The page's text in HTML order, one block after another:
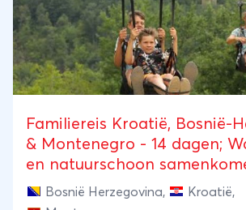
Familiereis Kroatië, Bosnië-
& Montenegro - 14 dagen;
en natuurschoon
Bosnië Herzegovina, Kroatië,